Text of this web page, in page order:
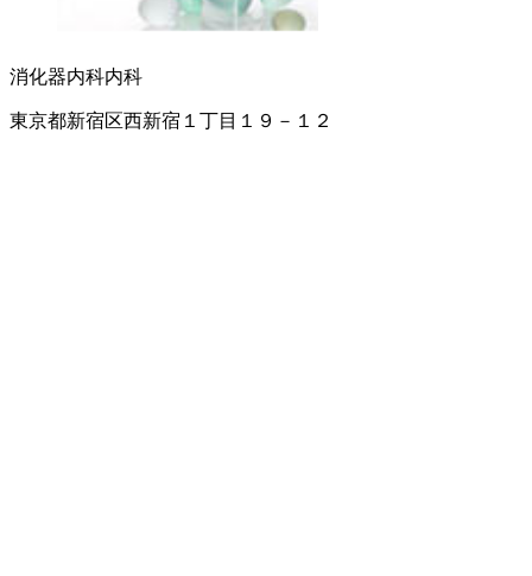
消化器内科内科
東京都新宿区西新宿１丁目１９－１２